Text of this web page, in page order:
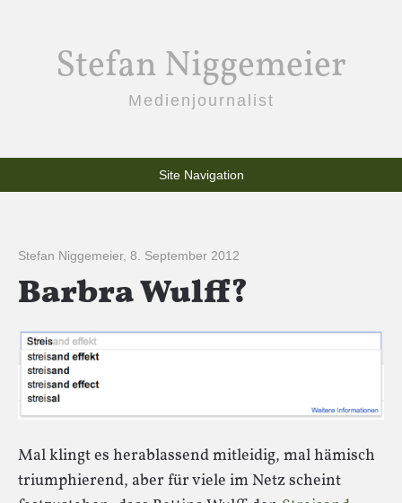
Stefan Niggemeier
Medienjournalist
Site Navigation
Stefan Niggemeier, 8. September 2012
Barbra Wulff?
Mal klingt es herablassend mitleidig, mal hämisch
triumphierend, aber für viele im Netz scheint